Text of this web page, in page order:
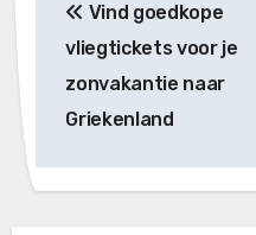
navigatie
Vind goedkope
vliegtickets voor je
zonvakantie naar
Griekenland